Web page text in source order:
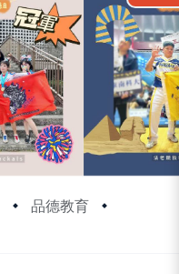
品德教育